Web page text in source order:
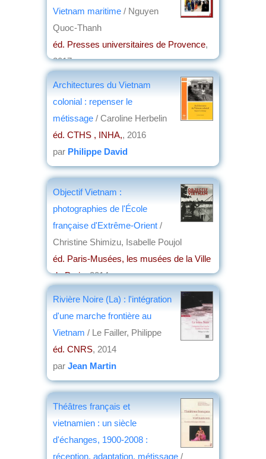
Vietnam maritime / Nguyen
Quoc-Thanh
éd. Presses universitaires de Provence,
2017
Architectures du Vietnam
colonial : repenser le
métissage / Caroline Herbelin
éd. CTHS , INHA,, 2016
par Philippe David
Objectif Vietnam :
photographies de l'École
française d'Extrême-Orient /
Christine Shimizu, Isabelle Poujol
éd. Paris-Musées, les musées de la Ville
de Paris, 2014
Rivière Noire (La) : l'intégration
d'une marche frontière au
Vietnam / Le Failler, Philippe
éd. CNRS, 2014
par Jean Martin
Théâtres français et
vietnamien : un siècle
d'échanges, 1900-2008 :
réception, adaptation, métissage /